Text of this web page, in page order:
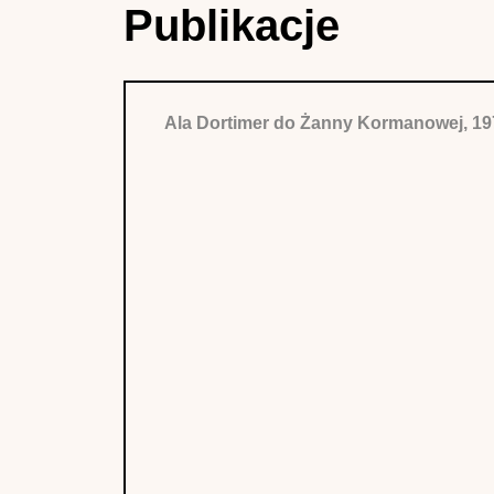
Publikacje
Ala Dortimer do Żanny Kormanowej,